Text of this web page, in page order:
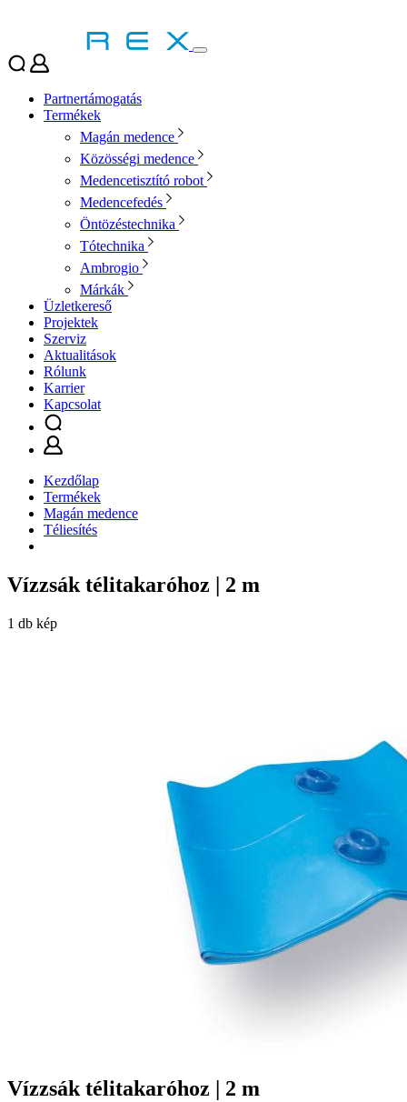
Partnertámogatás
Termékek
Magán medence
Közösségi medence
Medencetisztító robot
Medencefedés
Öntözéstechnika
Tótechnika
Ambrogio
Márkák
Üzletkereső
Projektek
Szerviz
Aktualitások
Rólunk
Karrier
Kapcsolat
Kezdőlap
Termékek
Magán medence
Téliesítés
Vízzsák télitakaróhoz | 2 m
1 db kép
Vízzsák télitakaróhoz | 2 m